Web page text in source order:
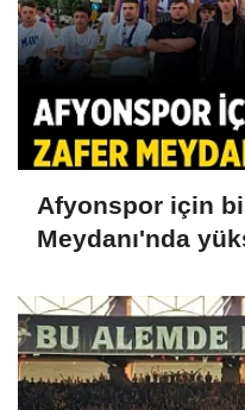
Afyonspor için
Meydanı'nda